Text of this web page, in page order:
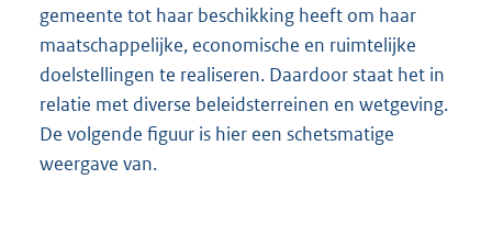
gemeente tot haar beschikking heeft om haar
maatschappelijke, economische en ruimtelijke
doelstellingen te realiseren. Daardoor staat het in
relatie met diverse beleidsterreinen en wetgeving.
De volgende figuur is hier een schetsmatige
weergave van.